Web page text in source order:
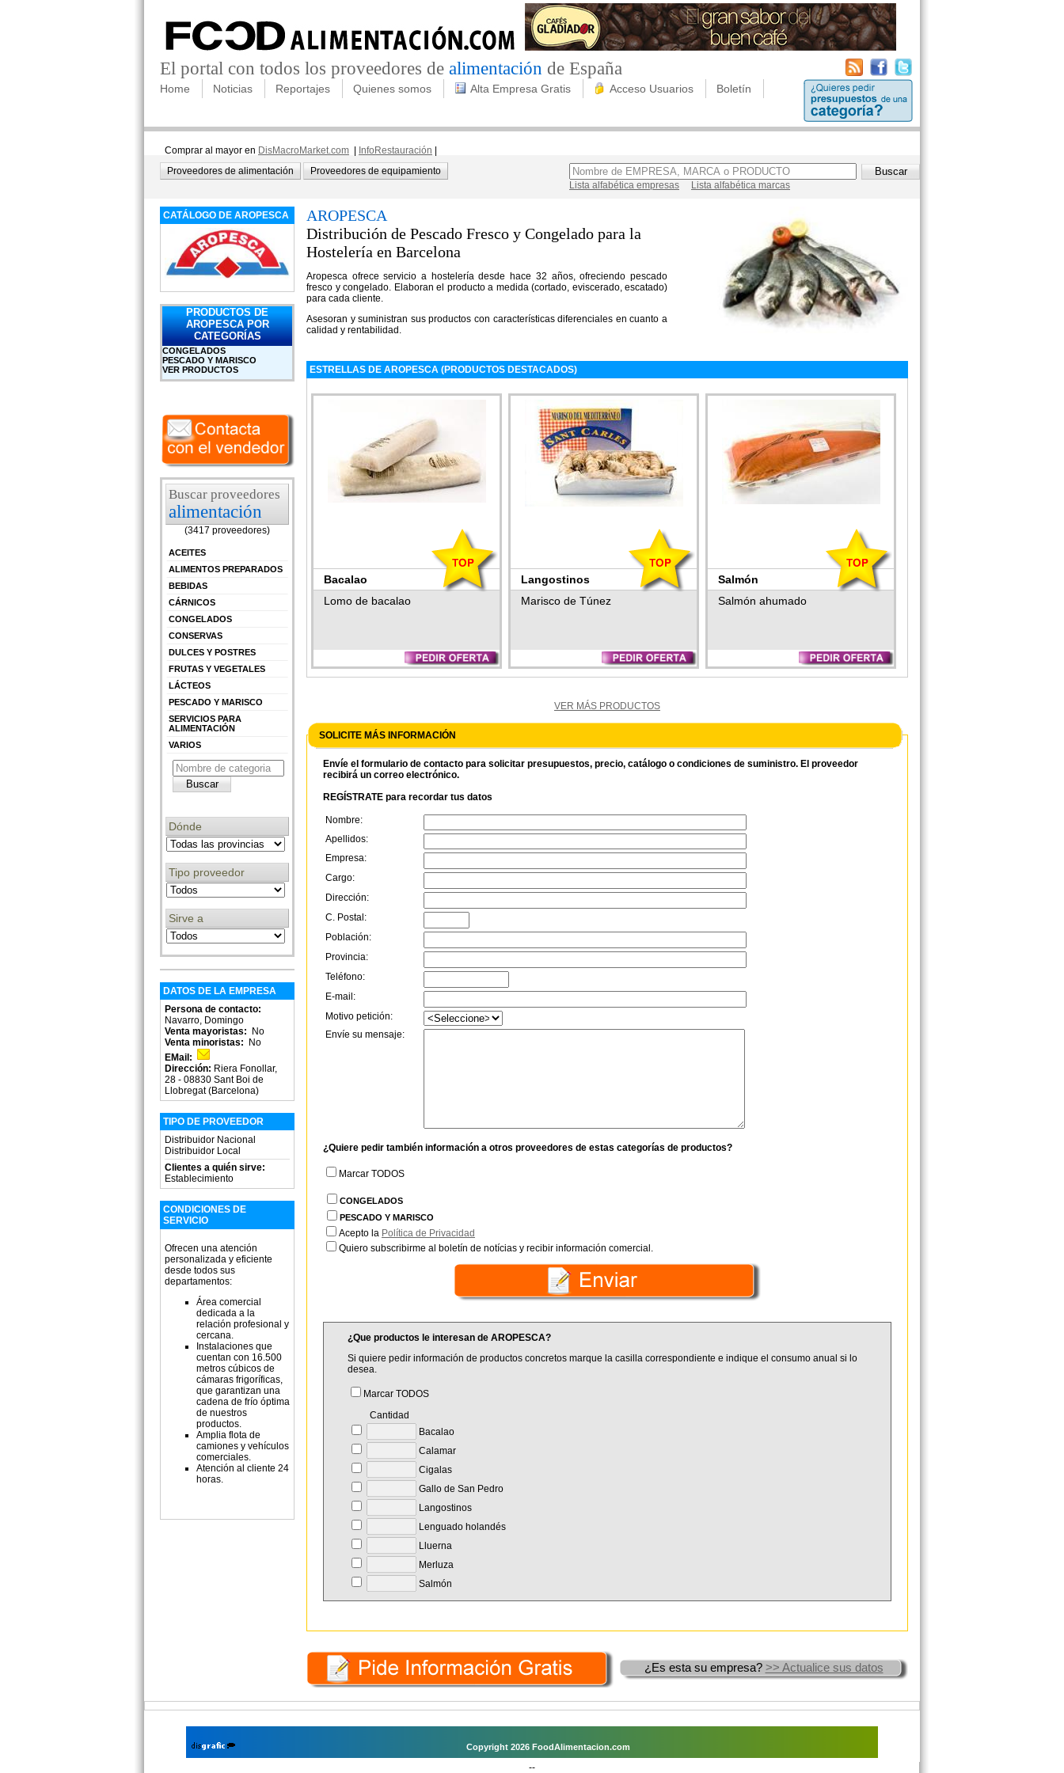
El portal con todos los proveedores de alimentación de España
Home Noticias Reportajes Quienes somos Alta Empresa Gratis Acceso Usuarios Boletín
Comprar al mayor en DisMacroMarket.com InfoRestauración
Proveedores de alimentación
Proveedores de equipamiento
Lista alfabética empresas
Lista alfabética marcas
CATÁLOGO DE AROPESCA
PRODUCTOS DE
AROPESCA POR
CATEGORÍAS
CONGELADOS
PESCADO Y MARISCO
VER PRODUCTOS
Buscar proveedores
alimentación
(3417 proveedores)
ACEITES
ALIMENTOS PREPARADOS
BEBIDAS
CÁRNICOS
CONGELADOS
CONSERVAS
DULCES Y POSTRES
FRUTAS Y VEGETALES
LÁCTEOS
PESCADO Y MARISCO
SERVICIOS PARA
ALIMENTACIÓN
VARIOS
Dónde
Tipo proveedor
Sirve a
DATOS DE LA EMPRESA
Persona de contacto:
Navarro, Domingo
Venta mayoristas: No
Venta minoristas: No
EMail:
Dirección: Riera Fonollar,
28 - 08830 Sant Boi de
Llobregat (Barcelona)
TIPO DE PROVEEDOR
Distribuidor Nacional
Distribuidor Local
Clientes a quién sirve:
Establecimiento
CONDICIONES DE
SERVICIO
Ofrecen una atención
personalizada y eficiente
desde todos sus
departamentos:
Área comercial
dedicada a la
relación profesional y
cercana.
Instalaciones que
cuentan con 16.500
metros cúbicos de
cámaras frigoríficas,
que garantizan una
cadena de frío óptima
de nuestros
productos.
Amplia flota de
camiones y vehículos
comerciales.
Atención al cliente 24
horas.
AROPESCA
Distribución de Pescado Fresco y Congelado para la
Hostelería en Barcelona
Aropesca ofrece servicio a hostelería desde hace 32 años, ofreciendo pescado
fresco y congelado. Elaboran el producto a medida (cortado, eviscerado, escatado)
para cada cliente.
Asesoran y suministran sus productos con características diferenciales en cuanto a
calidad y rentabilidad.
ESTRELLAS DE AROPESCA (PRODUCTOS DESTACADOS)
Bacalao
Lomo de bacalao
Langostinos
Marisco de Túnez
Salmón
Salmón ahumado
VER MÁS PRODUCTOS
SOLICITE MÁS INFORMACIÓN
Envíe el formulario de contacto para solicitar presupuestos, precio, catálogo o condiciones de suministro. El proveedor
recibirá un correo electrónico.
REGÍSTRATE para recordar tus datos
Nombre:
Apellidos:
Empresa:
Cargo:
Dirección:
C. Postal:
Población:
Provincia:
Teléfono:
E-mail:
Motivo petición:
Envíe su mensaje:
¿Quiere pedir también información a otros proveedores de estas categorías de productos?
Marcar TODOS
CONGELADOS
PESCADO Y MARISCO
Acepto la Política de Privacidad
Quiero subscribirme al boletín de notícias y recibir información comercial.
¿Que productos le interesan de AROPESCA?
Si quiere pedir información de productos concretos marque la casilla correspondiente e indique el consumo anual si lo
desea.
Marcar TODOS
Cantidad
Bacalao
Calamar
Cigalas
Gallo de San Pedro
Langostinos
Lenguado holandés
Lluerna
Merluza
Salmón
¿Es esta su empresa? >> Actualice sus datos
Copyright 2026 FoodAlimentacion.com
--